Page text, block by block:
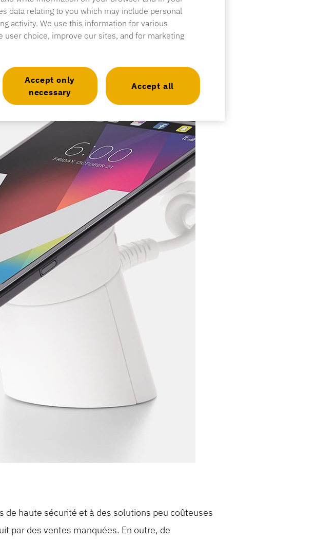
haute sécurité et à des solutions peu coûteuses
par des ventes manquées. En outre, de
data relating to you which may include personal
activity. We use this information for various
user choice, improve our sites, and for marketing
Accept only
necessary
Accept all